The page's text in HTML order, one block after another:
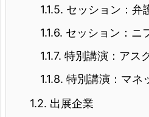
1.1.5. セッション：弁
1.1.6. セッション：ニ
1.1.7. 特別講演：アス
1.1.8. 特別講演：マネ
1.2. 出展企業